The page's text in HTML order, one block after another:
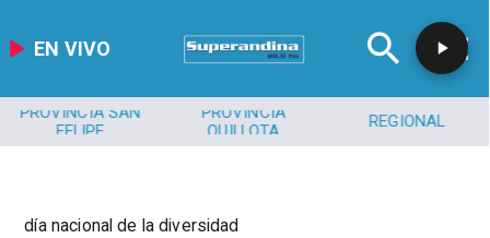
EN VIVO
PROVINCIA SAN
FELIPE
PROVINCIA
QUILLOTA
REGIONAL
día nacional de la diversidad